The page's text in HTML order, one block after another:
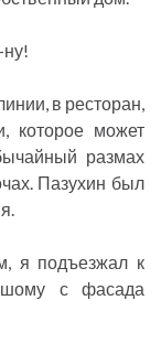
ну!
в ресторан,
которое может
размах
Пазухин был
я подъезжал к
с фасада